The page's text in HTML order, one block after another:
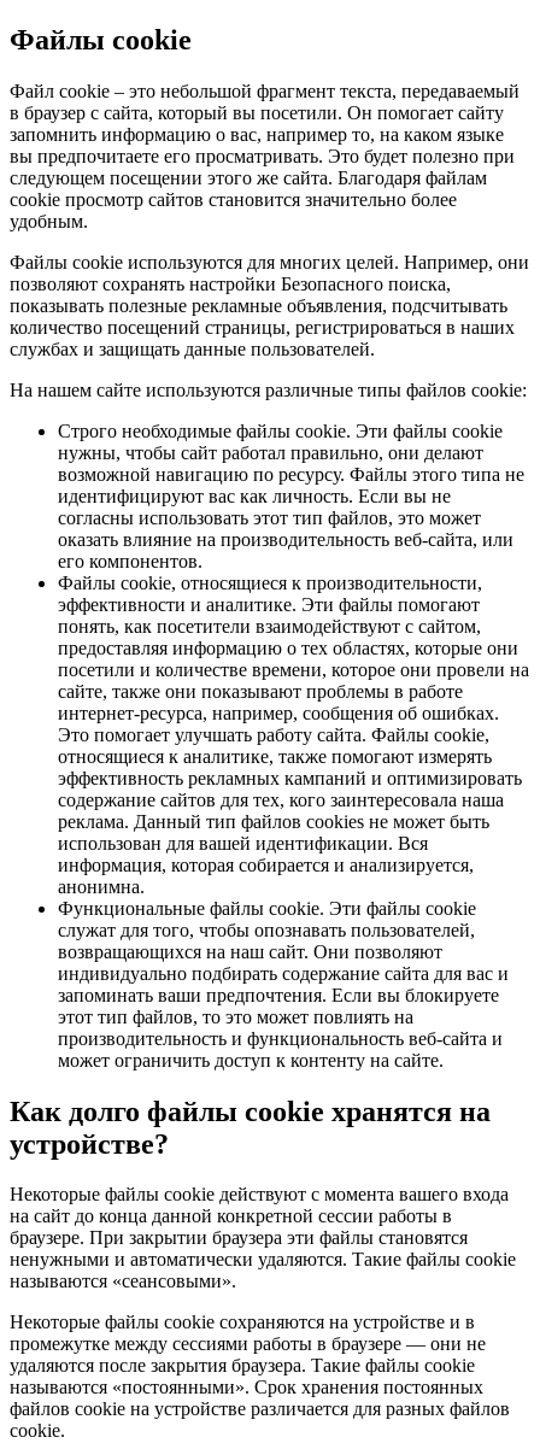
Файлы cookie
Файл cookie – это небольшой фрагмент текста, передаваемый
в браузер с сайта, который вы посетили. Он помогает сайту
запомнить информацию о вас, например то, на каком языке
вы предпочитаете его просматривать. Это будет полезно при
следующем посещении этого же сайта. Благодаря файлам
cookie просмотр сайтов становится значительно более
удобным.
Файлы cookie используются для многих целей. Например, они
позволяют сохранять настройки Безопасного поиска,
показывать полезные рекламные объявления, подсчитывать
количество посещений страницы, регистрироваться в наших
службах и защищать данные пользователей.
На нашем сайте используются различные типы файлов cookie:
Строго необходимые файлы cookie. Эти файлы cookie
нужны, чтобы сайт работал правильно, они делают
возможной навигацию по ресурсу. Файлы этого типа не
идентифицируют вас как личность. Если вы не
согласны использовать этот тип файлов, это может
оказать влияние на производительность веб-сайта, или
его компонентов.
Файлы cookie, относящиеся к производительности,
эффективности и аналитике. Эти файлы помогают
понять, как посетители взаимодействуют с сайтом,
предоставляя информацию о тех областях, которые они
посетили и количестве времени, которое они провели на
сайте, также они показывают проблемы в работе
интернет-ресурса, например, сообщения об ошибках.
Это помогает улучшать работу сайта. Файлы cookie,
относящиеся к аналитике, также помогают измерять
эффективность рекламных кампаний и оптимизировать
содержание сайтов для тех, кого заинтересовала наша
реклама. Данный тип файлов cookies не может быть
использован для вашей идентификации. Вся
информация, которая собирается и анализируется,
анонимна.
Функциональные файлы cookie. Эти файлы cookie
служат для того, чтобы опознавать пользователей,
возвращающихся на наш сайт. Они позволяют
индивидуально подбирать содержание сайта для вас и
запоминать ваши предпочтения. Если вы блокируете
этот тип файлов, то это может повлиять на
производительность и функциональность веб-сайта и
может ограничить доступ к контенту на сайте.
Как долго файлы cookie хранятся на
устройстве?
Некоторые файлы cookie действуют с момента вашего входа
на сайт до конца данной конкретной сессии работы в
браузере. При закрытии браузера эти файлы становятся
ненужными и автоматически удаляются. Такие файлы cookie
называются «сеансовыми».
Некоторые файлы cookie сохраняются на устройстве и в
промежутке между сессиями работы в браузере — они не
удаляются после закрытия браузера. Такие файлы cookie
называются «постоянными». Срок хранения постоянных
файлов cookie на устройстве различается для разных файлов
cookie.